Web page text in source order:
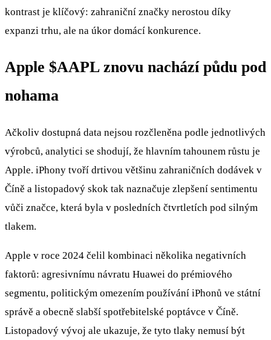
kontrast je klíčový: zahraniční značky nerostou díky
expanzi trhu, ale na úkor domácí konkurence.
Apple $AAPLznovu nachází půdu pod
nohama
Ačkoliv dostupná data nejsou rozčleněna podle jednotlivých
výrobců, analytici se shodují, že hlavním tahounem růstu je
Apple. iPhony tvoří drtivou většinu zahraničních dodávek v
Číně a listopadový skok tak naznačuje zlepšení sentimentu
vůči značce, která byla v posledních čtvrtletích pod silným
tlakem.
Apple v roce 2024 čelil kombinaci několika negativních
faktorů: agresivnímu návratu Huawei do prémiového
segmentu, politickým omezením používání iPhonů ve státní
správě a obecně slabší spotřebitelské poptávce v Číně.
Listopadový vývoj ale ukazuje, že tyto tlaky nemusí být